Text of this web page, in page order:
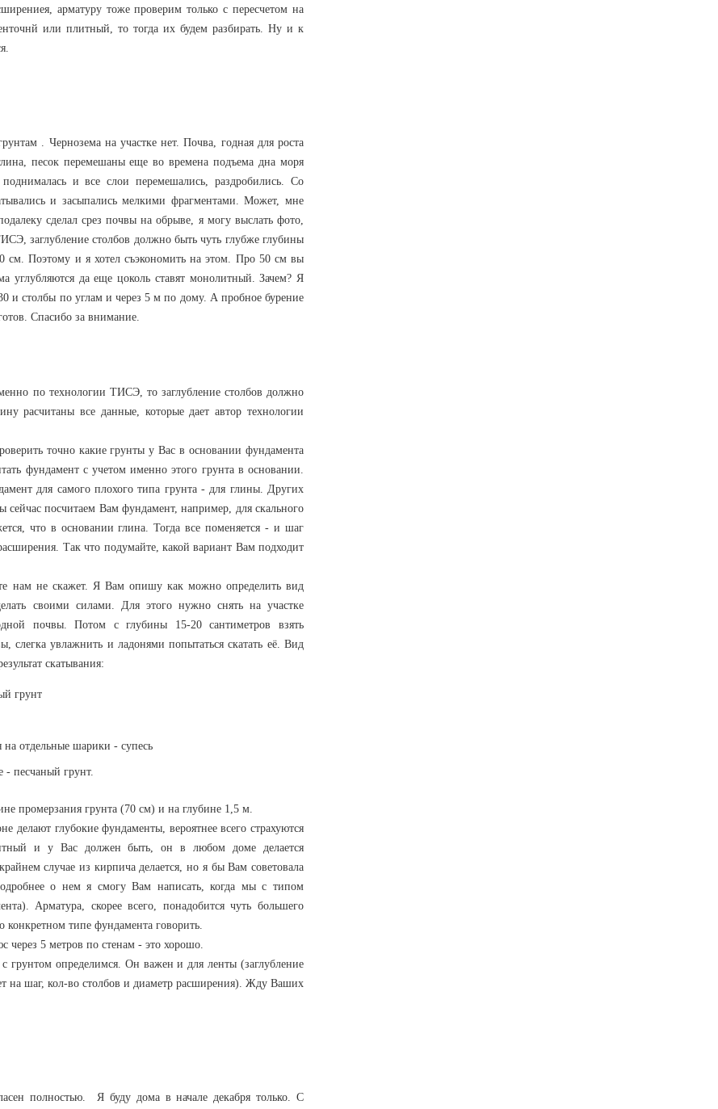
арматуру тоже проверим только с пересчетом на
или плитный, то тогда их будем разбирать. Ну и к
. Чернозема на участке нет. Почва, годная для роста
песок перемешаны еще во времена подъема дна моря
и все слои перемешались, раздробились. Со
и засыпались мелкими фрагментами. Может, мне
сделал срез почвы на обрыве, я могу выслать фото,
заглубление столбов должно быть чуть глубже глубины
см. Поэтому и я хотел съэкономить на этом. Про 50 см вы
углубляются да еще цоколь ставят монолитный. Зачем? Я
и столбы по углам и через 5 м по дому. А пробное бурение
Спасибо за внимание.
по технологии ТИСЭ, то заглубление столбов должно
расчитаны все данные, которые дает автор технологии
точно какие грунты у Вас в основании фундамента
фундамент с учетом именно этого грунта в основании.
для самого плохого типа грунта - для глины. Других
сейчас посчитаем Вам фундамент, например, для скального
что в основании глина. Тогда все поменяется - и шаг
Так что подумайте, какой вариант Вам подходит
нам не скажет. Я Вам опишу как можно определить вид
своими силами. Для этого нужно снять на участке
почвы. Потом с глубины 15-20 сантиметров взять
слегка увлажнить и ладонями попытаться скатать её. Вид
скатывания:
грунт
на отдельные шарики - супесь
- песчаный грунт.
промерзания грунта (70 см) и на глубине 1,5 м.
делают глубокие фундаменты, вероятнее всего страхуются
и у Вас должен быть, он в любом доме делается
случае из кирпича делается, но я бы Вам советовала
о нем я смогу Вам написать, когда мы с типом
Арматура, скорее всего, понадобится чуть большего
конкретном типе фундамента говорить.
через 5 метров по стенам - это хорошо.
грунтом определимся. Он важен и для ленты (заглубление
на шаг, кол-во столбов и диаметр расширения). Жду Ваших
полностью. Я буду дома в начале декабря только. С